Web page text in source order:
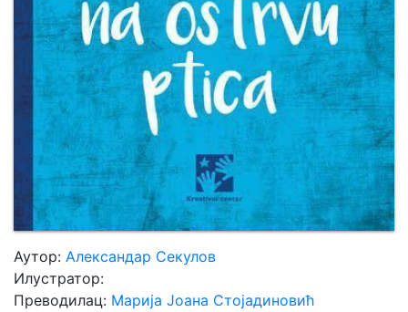
Аутор: Александар Секулов
Илустратор:
Преводилац: Марија Јоана Стојадиновић